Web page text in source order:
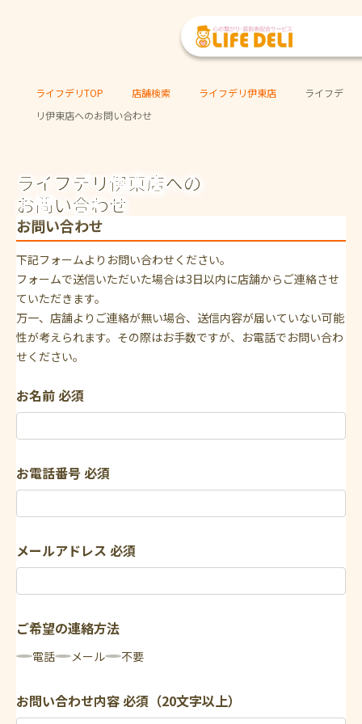
ライフデリTOP 店舗検索 ライフデリ伊東店
ライフデ
リ伊東店へのお問い合わせ
ライフデリ伊東店への
お問い合わせ
お問い合わせ
下記フォームよりお問い合わせください。
フォームで送信いただいた場合は3日以内に店舗からご連絡させ
ていただきます。
万一、店舗よりご連絡が無い場合、送信内容が届いていない可能
性が考えられます。その際はお手数ですが、お電話でお問い合わ
せください。
お名前必須
お電話番号必須
メールアドレス 必須
ご希望の連絡方法
電話 メール 不要
お問い合わせ内容必須（20文字以上）